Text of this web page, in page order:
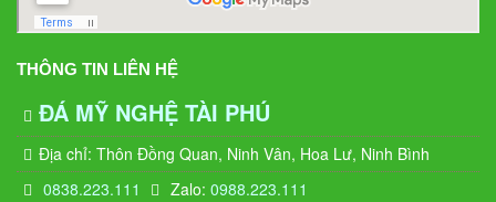
THÔNG TIN LIÊN HỆ
ĐÁ MỸ NGHỆ TÀI PHÚ
Địa chỉ: Thôn Đồng Quan, Ninh Vân, Hoa Lư, Ninh Bình
0838.223.111
Zalo:0988.223.111